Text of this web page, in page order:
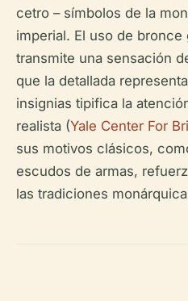
cetro – símbolos de la
imperial. El uso de bronce
transmite una sensación
que la detallada
insignias tipifica la
realista (Yale Center For
sus motivos clásicos,
escudos de armas,
las tradiciones